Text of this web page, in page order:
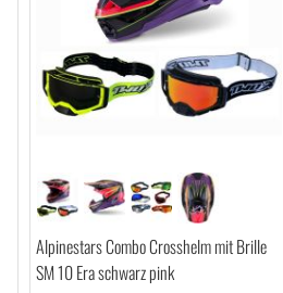
Alpinestars Combo Crosshelm mit Brille
SM 10 Era schwarz pink